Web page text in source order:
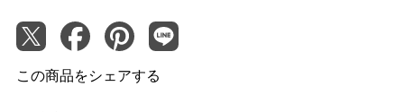
この商品をシェアする